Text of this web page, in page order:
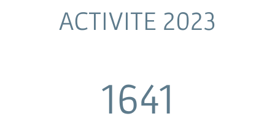
ACTIVITE 2023
1641